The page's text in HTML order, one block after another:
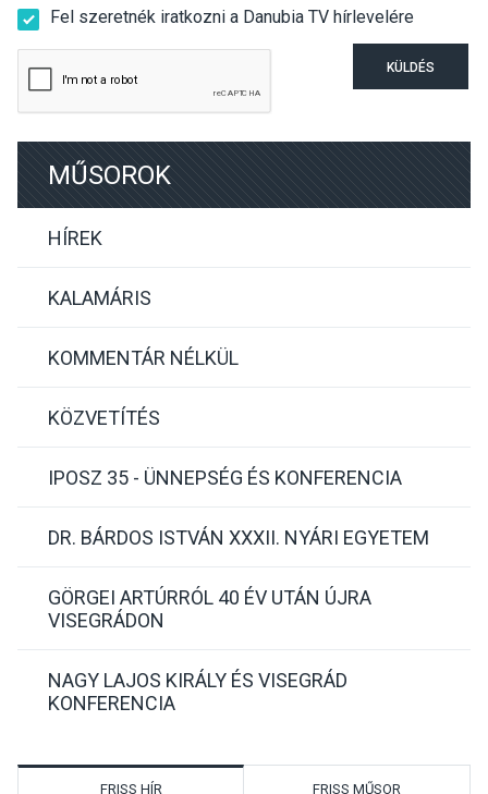
Fel szeretnék iratkozni a Danubia TV hírlevelére
KÜLDÉS
MŰSOROK
HÍREK
KALAMÁRIS
KOMMENTÁR NÉLKÜL
KÖZVETÍTÉS
IPOSZ 35 - ÜNNEPSÉG ÉS KONFERENCIA
DR. BÁRDOS ISTVÁN XXXII. NYÁRI EGYETEM
GÖRGEI ARTÚRRÓL 40 ÉV UTÁN ÚJRA
VISEGRÁDON
NAGY LAJOS KIRÁLY ÉS VISEGRÁD
KONFERENCIA
FRISS HÍR FRISS MŰSOR